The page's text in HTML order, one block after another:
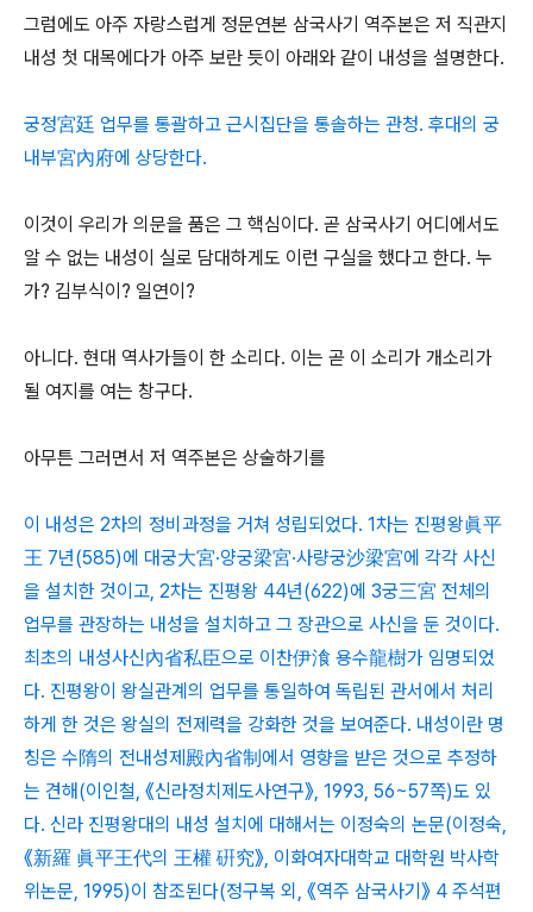
그럼에도 아주 자랑스럽게 정문연본 삼국사기 역주본은 저 직관지
내성 첫 대목에다가 아주 보란 듯이 아래와 같이 내성을 설명한다.
궁정宮廷 업무를 통괄하고 근시집단을 통솔하는 관청. 후대의 궁
내부宮內府에 상당한다.
이것이 우리가 의문을 품은 그 핵심이다. 곧 삼국사기 어디에서도
알 수 없는 내성이 실로 담대하게도 이런 구실을 했다고 한다. 누
가? 김부식이? 일연이?
아니다. 현대 역사가들이 한 소리다. 이는 곧 이 소리가 개소리가
될 여지를 여는 창구다.
아무튼 그러면서 저 역주본은 상술하기를
이 내성은 2차의 정비과정을 거쳐 성립되었다. 1차는 진평왕眞平
王 7년(585)에 대궁大宮·양궁梁宮·사량궁沙梁宮에 각각 사신
을 설치한 것이고, 2차는 진평왕 44년(622)에 3궁三宮 전체의
업무를 관장하는 내성을 설치하고 그 장관으로 사신을 둔 것이다.
최초의 내성사신內省私臣으로 이찬伊湌 용수龍樹가 임명되었
다. 진평왕이 왕실관계의 업무를 통일하여 독립된 관서에서 처리
하게 한 것은 왕실의 전제력을 강화한 것을 보여준다. 내성이란 명
칭은 수隋의 전내성제殿內省制에서 영향을 받은 것으로 추정하
는 견해(이인철, 《신라정치제도사연구》, 1993, 56~57쪽)도 있
다. 신라 진평왕대의 내성 설치에 대해서는 이정숙의 논문(이정숙,
《新羅 眞平王代의 王權 硏究》, 이화여자대학교 대학원 박사학
위논문, 1995)이 참조된다(정구복 외, 《역주 삼국사기》 4 주석편